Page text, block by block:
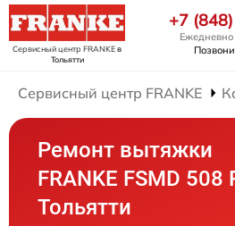
Сервисный центр FRANKEв
Тольятти
+7
Сервисный центр FRANKE
Ремонт вытяжки
FRANKE FSMD 508
Тольятти